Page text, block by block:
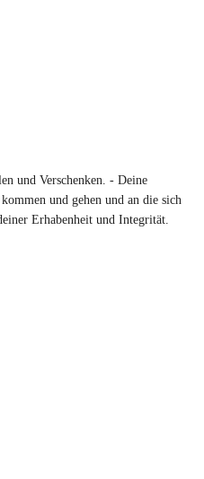
und Verschenken. - Deine
und gehen und an die sich
Erhabenheit und Integrität.